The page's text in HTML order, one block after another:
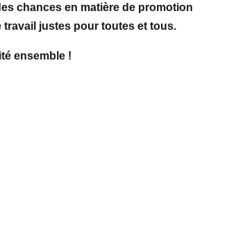
chances en matière de promotion
justes pour toutes et tous.
ensemble !